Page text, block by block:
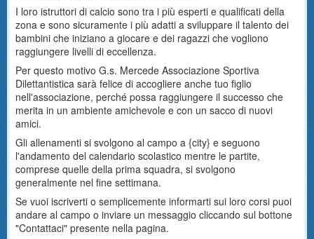
I loro istruttori di calcio sono tra i più esperti e qualificati della
zona e sono sicuramente i più adatti a sviluppare il talento dei
bambini che iniziano a giocare e dei ragazzi che vogliono
raggiungere livelli di eccellenza.
Per questo motivo G.s. Mercede Associazione Sportiva
Dilettantistica sarà felice di accogliere anche tuo figlio
nell'associazione, perché possa raggiungere il successo che
merita in un ambiente amichevole e con un sacco di nuovi
amici.
Gli allenamenti si svolgono al campo a {city} e seguono
l'andamento del calendario scolastico mentre le partite,
comprese quelle della prima squadra, si svolgono
generalmente nel fine settimana.
Se vuoi iscriverti o semplicemente informarti sui loro corsi puoi
andare al campo o inviare un messaggio cliccando sul bottone
"Contattaci" presente nella pagina.